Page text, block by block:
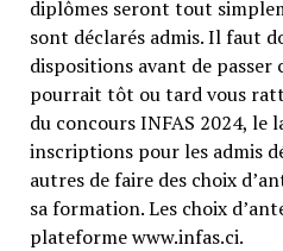
diplômes seront tout
sont déclarés admis. Il faut
dispositions avant de passer
pourrait tôt ou tard vous
du concours INFAS 2024, le
inscriptions pour les admis
autres de faire des choix
sa formation. Les choix
plateforme www.infas.ci.